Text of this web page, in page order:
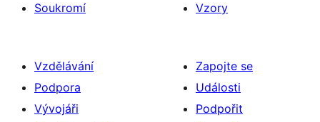
Soukromí
Vzory
Vzdělávání
Podpora
Vývojáři
Zapojte se
Události
Podpořit